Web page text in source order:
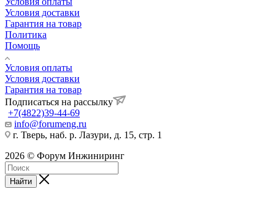
Условия доставки
Гарантия на товар
Политика
Помощь
Условия оплаты
Условия доставки
Гарантия на товар
Подписаться на рассылку
+7(4822)39-44-69
info@forumeng.ru
г. Тверь, наб. р. Лазури, д. 15, стр. 1
2026 © Форум Инжиниринг
Найти